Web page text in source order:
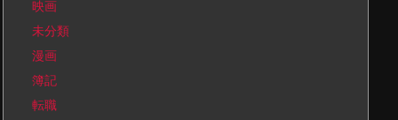
映画
未分類
漫画
簿記
転職